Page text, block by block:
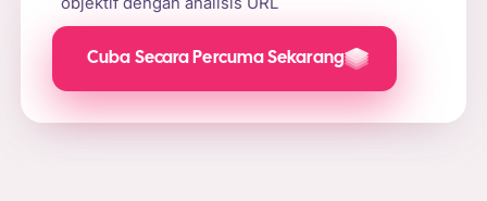
Cuba Secara Percuma Sekarang